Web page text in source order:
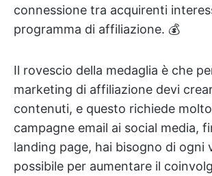
connessione tra acquirenti
programma di affiliazione. 💰
Il rovescio della medaglia è che
marketing di affiliazione devi
contenuti, e questo richiede
campagne email ai social media,
landing page, hai bisogno di ogni
possibile per aumentare il